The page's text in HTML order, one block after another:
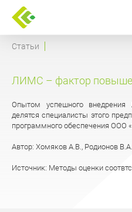
Статьи
ЛИМС – фактор
Опытом успешного
делятся специалисты этого
программного обеспечения ООО
Автор: Хомяков А.В., Родионов
Источник: Методы оценки